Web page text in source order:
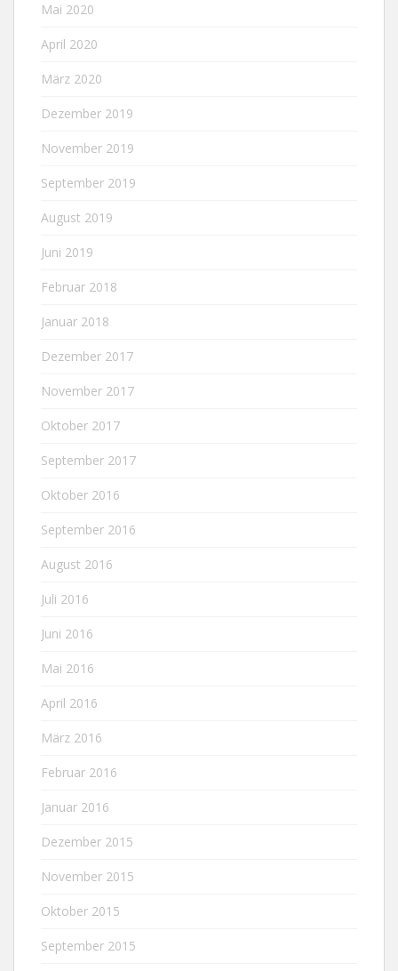
Mai 2020
April 2020
März 2020
Dezember 2019
November 2019
September 2019
August 2019
Juni 2019
Februar 2018
Januar 2018
Dezember 2017
November 2017
Oktober 2017
September 2017
Oktober 2016
September 2016
August 2016
Juli 2016
Juni 2016
Mai 2016
April 2016
März 2016
Februar 2016
Januar 2016
Dezember 2015
November 2015
Oktober 2015
September 2015